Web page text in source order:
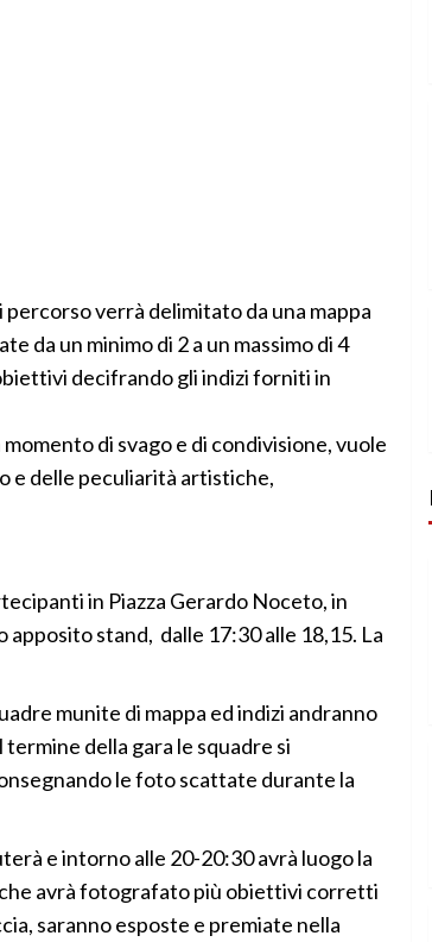
verrà delimitato da una mappa
da un minimo di 2 a un massimo di 4
decifrando gli indizi forniti in
di svago e di condivisione, vuole
e delle peculiarità artistiche,
in Piazza Gerardo Noceto, in
stand, dalle 17:30 alle 18,15. La
munite di mappa ed indizi andranno
della gara le squadre si
le foto scattate durante la
e intorno alle 20-20:30 avrà luogo la
avrà fotografato più obiettivi corretti
saranno esposte e premiate nella